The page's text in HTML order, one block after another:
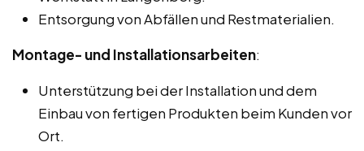
Entsorgung von Abfällen und Restmaterialien.
Montage- und Installationsarbeiten:
Unterstützung bei der Installation und dem
Einbau von fertigen Produkten beim Kunden vor
Ort.